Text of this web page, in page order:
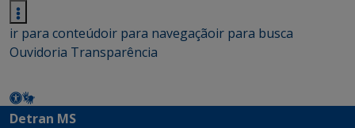
ir para conteúdoir para navegaçãoir para busca
Ouvidoria Transparência
Detran MS